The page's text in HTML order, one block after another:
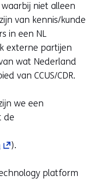
niet alleen
van kennis/kunde
in een NL
externe partijen
wat Nederland
van CCUS/CDR.
we een
de
(opens
a
).
platform